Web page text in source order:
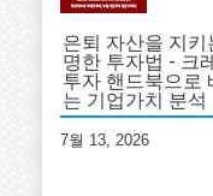
은퇴 자산을 지키
명한 투자법 - 크
투자 핸드북으로
는 기업가치 분석
7월 13, 2026